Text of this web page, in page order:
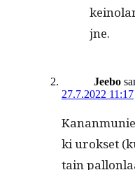
jne.
Jeebo
27.7.2022 11:17
ki urokset
tain